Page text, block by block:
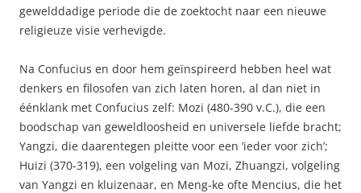
gewelddadige periode die de zoektocht naar een nieuwe
religieuze visie verhevigde.
Na Confucius en door hem geïnspireerd hebben heel wat
denkers en filosofen van zich laten horen, al dan niet in
éénklank met Confucius zelf: Mozi (480-390 v.C.), die een
boodschap van geweldloosheid en universele liefde bracht;
Yangzi, die daarentegen pleitte voor een ‘ieder voor zich’;
Huizi (370-319), een volgeling van Mozi, Zhuangzi, volgeling
van Yangzi en kluizenaar, en Meng-ke ofte Mencius, die het